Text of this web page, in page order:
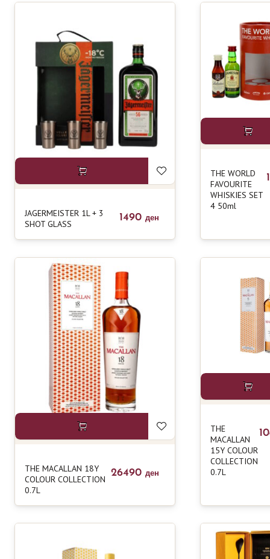
JAGERMEISTER 1L + 3
SHOT GLASS
1490 ден
THE WORLD
FAVOURITE
WHISKIES SET
4 50ml
THE MACALLAN 18Y
COLOUR COLLECTION
0.7L
26490 ден
THE
MACALLAN
15Y COLOUR
COLLECTION
0.7L